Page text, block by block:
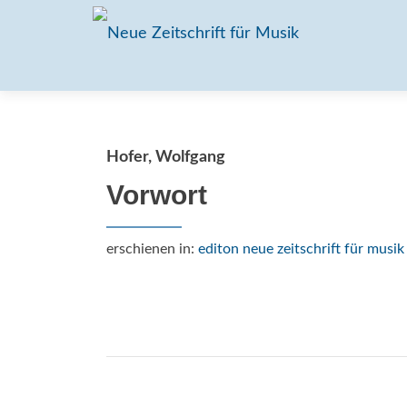
Hofer, Wolfgang
Vorwort
erschienen in: editon neue zeitschrift für musik